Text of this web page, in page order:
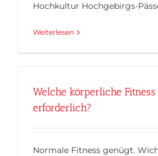
Hochkultur Hochgebirgs-
Weiterlesen
Welche körperliche
erforderlich?
Normale Fitness genügt.